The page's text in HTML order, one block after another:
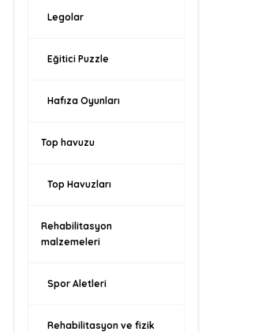
Legolar
Eğitici Puzzle
Hafıza Oyunları
Top havuzu
Top Havuzları
Rehabilitasyon
malzemeleri
Spor Aletleri
Rehabilitasyon ve fizik